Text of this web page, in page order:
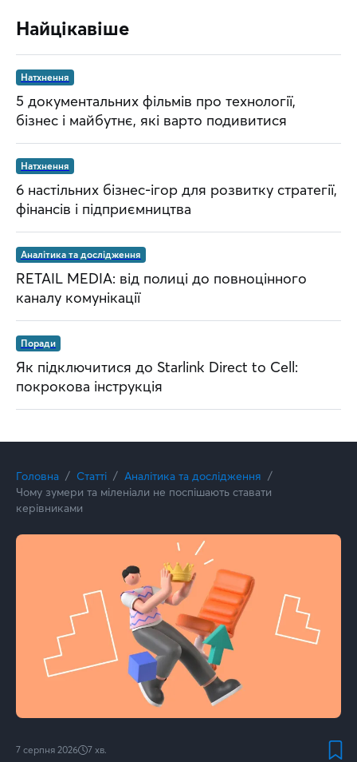
Найцікавіше
Натхнення
5 документальних фільмів про технології,
бізнес і майбутнє, які варто подивитися
Натхнення
6 настільних бізнес-ігор для розвитку стратегії,
фінансів і підприємництва
Аналітика та дослідження
RETAIL MEDIA: від полиці до повноцінного
каналу комунікації
Поради
Як підключитися до Starlink Direct to Cell:
покрокова інструкція
Головна Статті
Аналітика та дослідження
Чому зумери та міленіали не поспішають ставати
керівниками
7 серпня 2026 7 хв.